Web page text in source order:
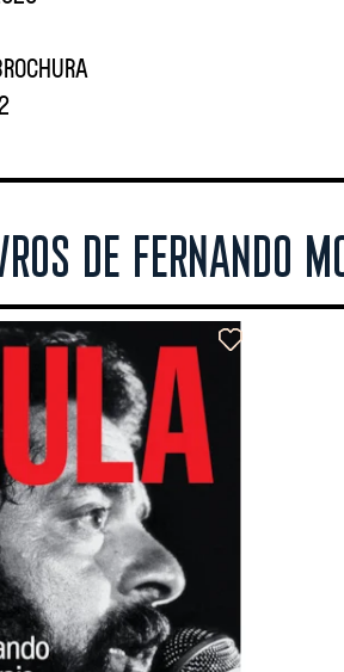
DE FERNANDO